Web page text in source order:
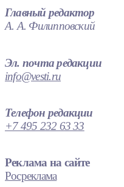
Главный редактор
А. А. Филипповский
Эл. почта редакции
info@vesti.ru
Телефон редакции
+7 495 232 63 33
Реклама на сайте
Росреклама